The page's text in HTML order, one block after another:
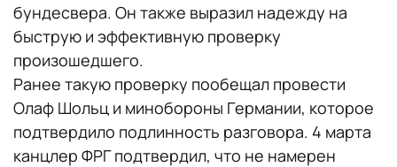
бундесвера. Он также выразил надежду на
быструю и эффективную проверку
произошедшего.
Ранее такую проверку пообещал провести
Олаф Шольц и минобороны Германии, которое
подтвердило подлинность разговора. 4 марта
канцлер ФРГ подтвердил, что не намерен